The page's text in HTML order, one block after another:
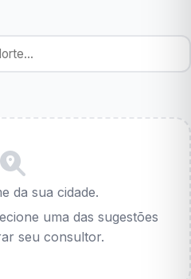
da sua cidade.
uma das sugestões
seu consultor.